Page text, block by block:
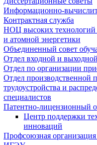
Информационно-
Контрактная служба
НОЦ высоких технологий
и атомной энергетики
Объединенный совет
Отдел входной и
Отдел по организации
Отдел производственной
трудоустройства и
специалистов
Патентно-лицензионный
Центр поддержки
инноваций
Профсоюзная организация